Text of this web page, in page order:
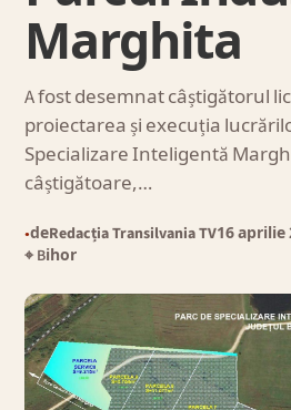
Marghita
A fost desemnat câștigătorul
proiectarea și execuția
Specializare Inteligentă
câștigătoare,…
●deRedacția Transilvania TV16 aprilie
⌖ Bihor